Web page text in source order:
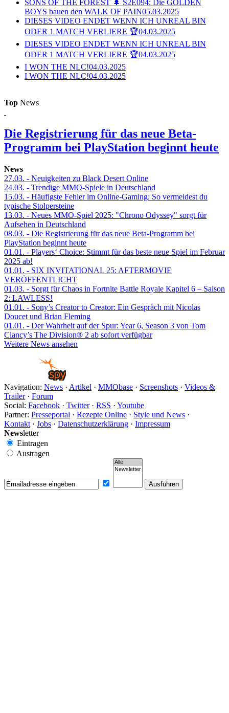
SONS OF THE FOREST 🌲 S2E094: Die GOLDEN
BOYS bauen den WALK OF PAIN05.03.2025
DIESES VIDEO ENDET WENN ICH UNREAL BIN
ODER 1 MATCH VERLIERE 🏆04.03.2025
DIESES VIDEO ENDET WENN ICH UNREAL BIN
ODER 1 MATCH VERLIERE 🏆04.03.2025
I WON THE NLC!04.03.2025
I WON THE NLC!04.03.2025
Top News
Die Registrierung für das neue Beta-
Programm bei PlayStation beginnt heute
News
27.03. - Neuigkeiten zu Black Desert Online
24.03. - Trendige MMO-Spiele in Deutschland
15.03. - Häufigste Fehler im Online-Gaming: So vermeidest du
typische Stolpersteine
13.03. - Neues MMO-Spiel 2025: "Chrono Odyssey" sorgt für
Aufsehen in Deutschland
08.03. - Die Registrierung für das neue Beta-Programm bei
PlayStation beginnt heute
01.01. - Players‘ Choice: Stimmt für das beste neue Spiel im Februar
2025 ab!
01.01. - SIX INVITATIONAL 25: AFTERMOVIE
VERÖFFENTLICHT
01.03. - Sorgt für Chaos in Fortnite Battle Royale Kapitel 6 – Saison
2: LAWLESS!
01.01. - Sony’s Creator to Creator: Ein Gespräch mit Nicolas
Doucet und Brian Fleming
01.01. - Der Wahrheit auf der Spur: Year 6, Season 3 von Tom
Clancy’s The Division® 2 ab sofort verfügbar
Weitere News ansehen
Navigation: News · Artikel · MMObase · Screenshots · Videos &
Trailer· Forum
Social: Facebook · Twitter· RSS · Youtube
Partner: Presseportal · Rezepte Online · Style und News ·
Kontakt · Jobs · Datenschutzerklärung · Impressum
Newsletter
Eintragen
Austragen